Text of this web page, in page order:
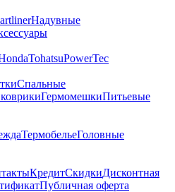
Надувные
TohatsuPowerTec
Спальные
ГермомешкиПитьевые
ТермобельеГоловные
КредитСкидкиДисконтная
Публичная оферта